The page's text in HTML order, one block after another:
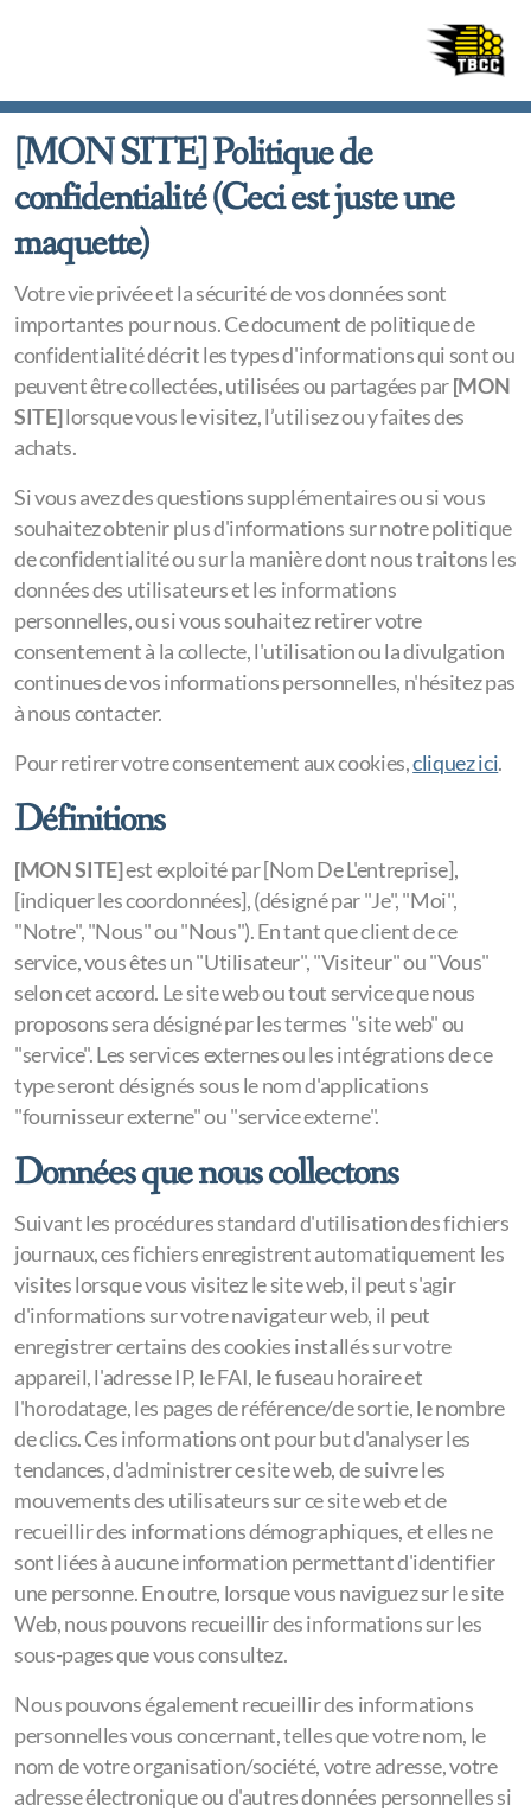
[MON SITE]Politique de
confidentialité (Ceci est juste une
maquette)
Votre vie privée et la sécurité de vos données sont
importantes pour nous. Ce document de politique de
confidentialité décrit les types d'informations qui sont ou
peuvent être collectées, utilisées ou partagées par[MON
SITE]lorsque vous le visitez, l’utilisez ou y faites des
achats.
Si vous avez des questions supplémentaires ou si vous
souhaitez obtenir plus d'informations sur notre politique
de confidentialité ou sur la manière dont nous traitons les
données des utilisateurs et les informations
personnelles, ou si vous souhaitez retirer votre
consentement à la collecte, l'utilisation ou la divulgation
continues de vos informations personnelles, n'hésitez pas
à nous contacter.
Pour retirer votre consentement aux cookies,cliquez ici.
Définitions
[MON SITE]est exploité par [Nom De L'entreprise],
[indiquer les coordonnées], (désigné par "Je", "Moi",
"Notre", "Nous" ou "Nous"). En tant que client de ce
service, vous êtes un "Utilisateur", "Visiteur" ou "Vous"
selon cet accord. Le site web ou tout service que nous
proposons sera désigné par les termes "site web" ou
"service". Les services externes ou les intégrations de ce
type seront désignés sous le nom d'applications
"fournisseur externe" ou "service externe".
Données que nous collectons
Suivant les procédures standard d'utilisation des fichiers
journaux, ces fichiers enregistrent automatiquement les
visites lorsque vous visitez le site web, il peut s'agir
d'informations sur votre navigateur web, il peut
enregistrer certains des cookies installés sur votre
appareil, l'adresse IP, le FAI, le fuseau horaire et
l'horodatage, les pages de référence/de sortie, le nombre
de clics. Ces informations ont pour but d'analyser les
tendances, d'administrer ce site web, de suivre les
mouvements des utilisateurs sur ce site web et de
recueillir des informations démographiques, et elles ne
sont liées à aucune information permettant d'identifier
une personne. En outre, lorsque vous naviguez sur le site
Web, nous pouvons recueillir des informations sur les
sous-pages que vous consultez.
Nous pouvons également recueillir des informations
personnelles vous concernant, telles que votre nom, le
nom de votre organisation/société, votre adresse, votre
adresse électronique ou d'autres données personnelles si
TBCC
Beehives
La Ferrière
Inscription
Tournoi 2025
Tournois 26-27